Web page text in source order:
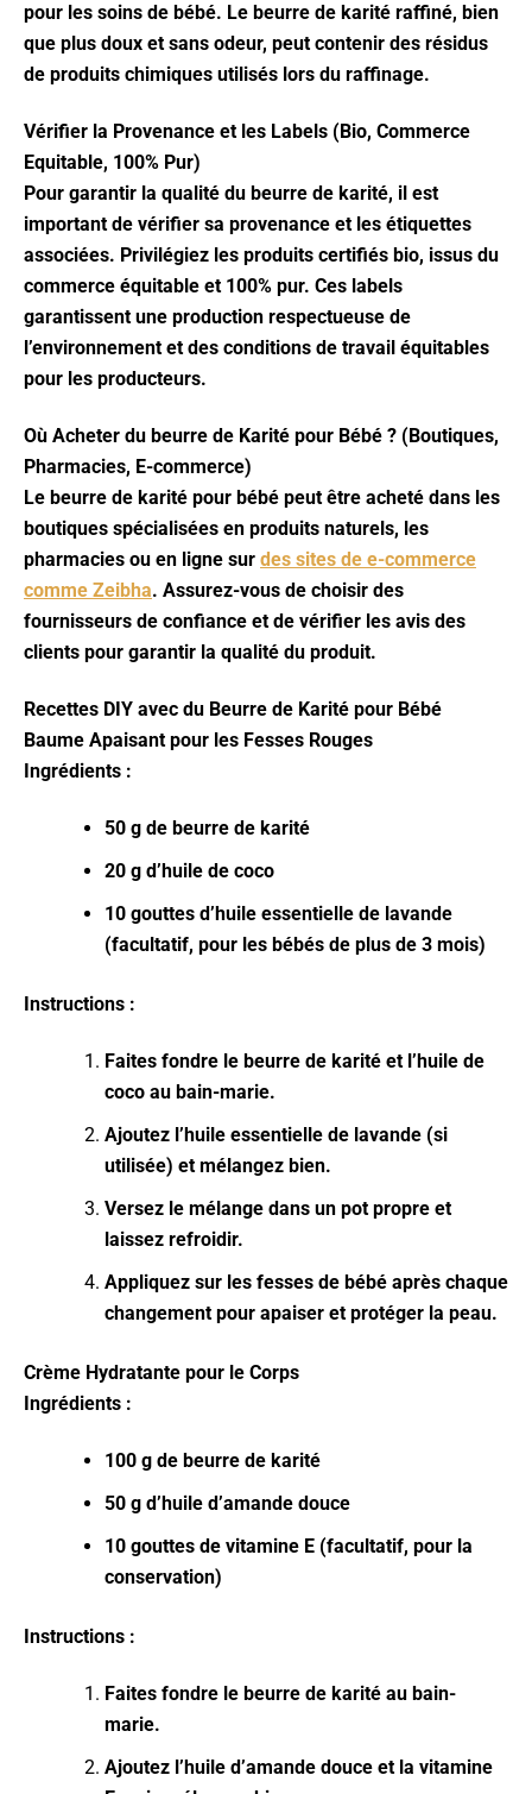
pour les soins de bébé. Le beurre de karité raffiné, bien
que plus doux et sans odeur, peut contenir des résidus
de produits chimiques utilisés lors du raffinage.
Vérifier la Provenance et les Labels (Bio, Commerce
Equitable, 100% Pur)
Pour garantir la qualité du beurre de karité, il est
important de vérifier sa provenance et les étiquettes
associées. Privilégiez les produits certifiés bio, issus du
commerce équitable et 100% pur. Ces labels
garantissent une production respectueuse de
l’environnement et des conditions de travail équitables
pour les producteurs.
Où Acheter du beurre de Karité pour Bébé ? (Boutiques,
Pharmacies, E-commerce)
Le beurre de karité pour bébé peut être acheté dans les
boutiques spécialisées en produits naturels, les
pharmacies ou en ligne sur des sites de e-commerce
comme Zeibha. Assurez-vous de choisir des
fournisseurs de confiance et de vérifier les avis des
clients pour garantir la qualité du produit.
Recettes DIY avec du Beurre de Karité pour Bébé
Baume Apaisant pour les Fesses Rouges
Ingrédients :
50 g de beurre de karité
20 g d’huile de coco
10 gouttes d’huile essentielle de lavande
(facultatif, pour les bébés de plus de 3 mois)
Instructions :
Faites fondre le beurre de karité et l’huile de
coco au bain-marie.
Ajoutez l’huile essentielle de lavande (si
utilisée) et mélangez bien.
Versez le mélange dans un pot propre et
laissez refroidir.
Appliquez sur les fesses de bébé après chaque
changement pour apaiser et protéger la peau.
Crème Hydratante pour le Corps
Ingrédients :
100 g de beurre de karité
50 g d’huile d’amande douce
10 gouttes de vitamine E (facultatif, pour la
conservation)
Instructions :
Faites fondre le beurre de karité au bain-
marie.
Ajoutez l’huile d’amande douce et la vitamine